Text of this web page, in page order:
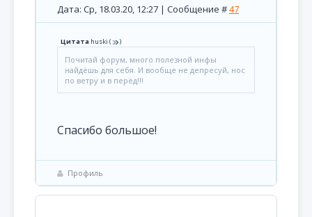
Дата: Ср, 18.03.20, 12:27 | Сообщение #47
Цитата huski ( )
Почитай форум, много полезной инфы
найдёшь для себя. И вообще не депресуй, нос
по ветру и в перёд!!!
Спасибо большое!
Профиль